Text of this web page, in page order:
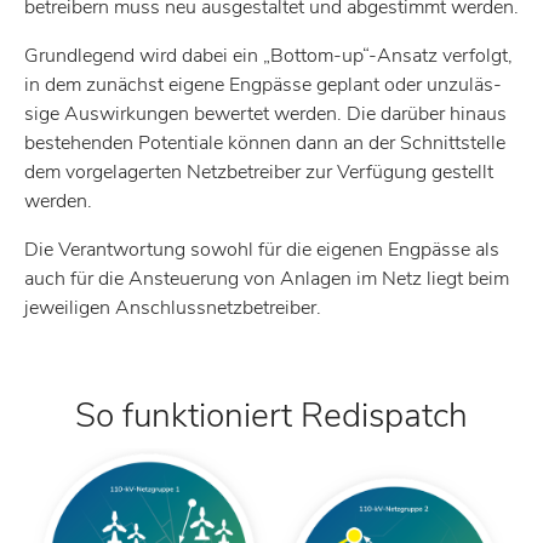
be­trei­bern muss neu ausge­staltet und abge­stimmt werden.
Grund­le­gend wird dabei ein „Bottom-up“-Ansatz verfolgt,
in dem zunächst eigene Engpässe geplant oder unzu­läs­
sige Auswir­kungen bewertet werden. Die darüber hinaus
bestehenden Poten­tiale können dann an der Schnitt­stelle
dem vorge­la­gerten Netz­be­treiber zur Verfü­gung gestellt
werden.
Die Verant­wor­tung sowohl für die eigenen Engpässe als
auch für die Ansteue­rung von Anlagen im Netz liegt beim
jewei­ligen Anschluss­netz­be­treiber.
So funk­tio­niert Redispatch